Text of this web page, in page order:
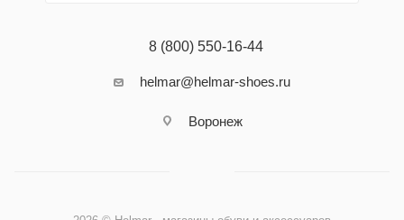
8 (800) 550-16-44
helmar@helmar-shoes.ru
Воронеж